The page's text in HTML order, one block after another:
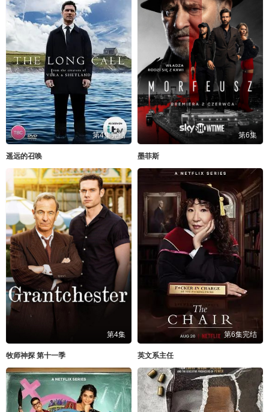
第4集完结
遥远的召唤
第6集
墨菲斯
第4集
牧师神探 第十一季
第6集完结
英文系主任